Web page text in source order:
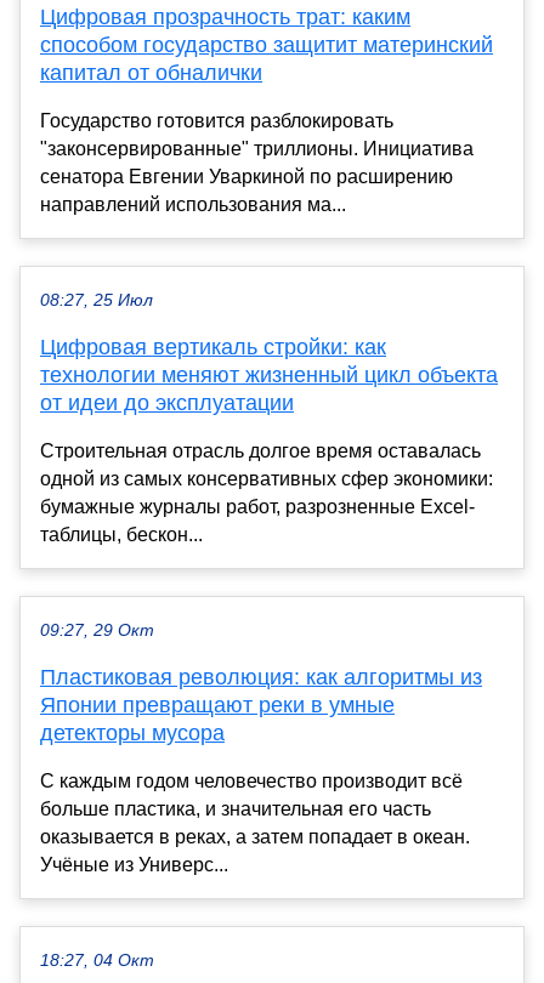
Цифровая прозрачность трат: каким
способом государство защитит материнский
капитал от обналички
Государство готовится разблокировать
"законсервированные" триллионы. Инициатива
сенатора Евгении Уваркиной по расширению
направлений использования ма...
08:27, 25 Июл
Цифровая вертикаль стройки: как
технологии меняют жизненный цикл объекта
от идеи до эксплуатации
Строительная отрасль долгое время оставалась
одной из самых консервативных сфер экономики:
бумажные журналы работ, разрозненные Excel-
таблицы, бескон...
09:27, 29 Окт
Пластиковая революция: как алгоритмы из
Японии превращают реки в умные
детекторы мусора
С каждым годом человечество производит всё
больше пластика, и значительная его часть
оказывается в реках, а затем попадает в океан.
Учёные из Универс...
18:27, 04 Окт